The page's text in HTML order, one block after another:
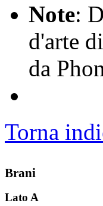
Note:
d'arte
da
Torna
Brani
Lato A